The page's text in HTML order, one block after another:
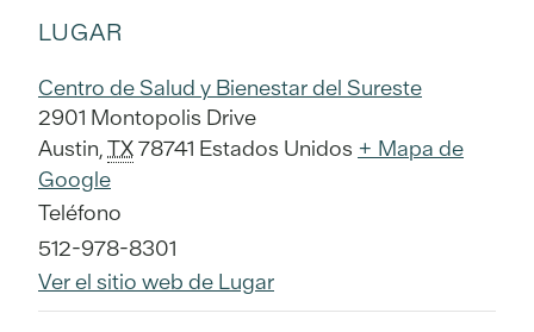
LUGAR
Centro de Salud y Bienestar del Sureste
2901 Montopolis Drive
Austin,TX78741 Estados Unidos + Mapa de
Google
Teléfono
512-978-8301
Ver el sitio web de Lugar